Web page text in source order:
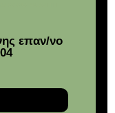
επαν/νο